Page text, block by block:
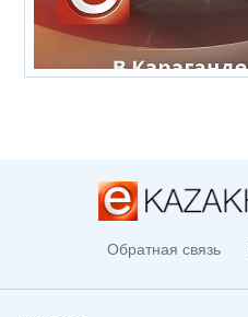
Обратная связь